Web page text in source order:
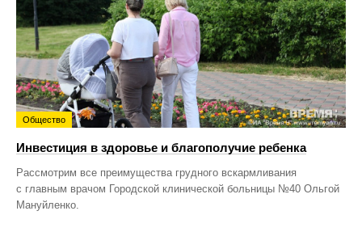
Общество
Инвестиция в здоровье и благополучие ребенка
Рассмотрим все преимущества грудного вскармливания
с главным врачом Городской клинической больницы №40 Ольгой
Мануйленко.